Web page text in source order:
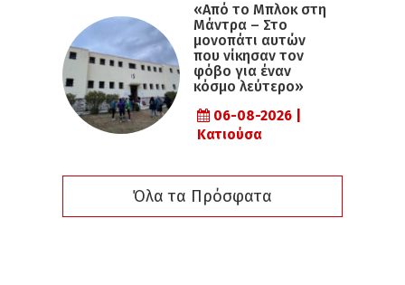
«Από το Μπλοκ στη
Μάντρα – Στο
μονοπάτι αυτών
που νίκησαν τον
φόβο για έναν
κόσμο λεύτερο»
06-08-2026 |
Κατιούσα
Όλα τα Πρόσφατα